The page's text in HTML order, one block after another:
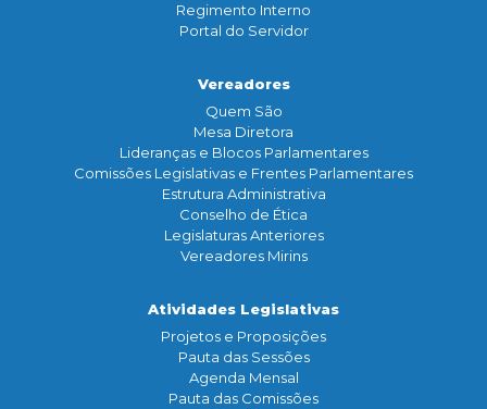
Regimento Interno
Portal do Servidor
Vereadores
Quem São
Mesa Diretora
Lideranças e Blocos Parlamentares
Comissões Legislativas e Frentes Parlamentares
Estrutura Administrativa
Conselho de Ética
Legislaturas Anteriores
Vereadores Mirins
Atividades Legislativas
Projetos e Proposições
Pauta das Sessões
Agenda Mensal
Pauta das Comissões